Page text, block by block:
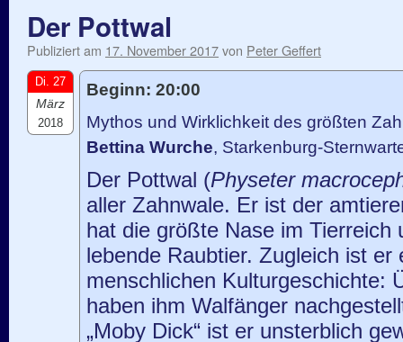
Der Pottwal
Publiziert am 17. November 2017von Peter Geffert
Di. 27
März
2018
Beginn: 20:00
Mythos und Wirklichkeit des größten
Bettina Wurche, Starkenburg-
Der Pottwal (Physeter
aller Zahnwale. Er ist der
hat die größte Nase im Tierreich
lebende Raubtier. Zugleich ist er
menschlichen Kulturgeschichte:
haben ihm Walfänger
„Moby Dick“ ist er unsterblich